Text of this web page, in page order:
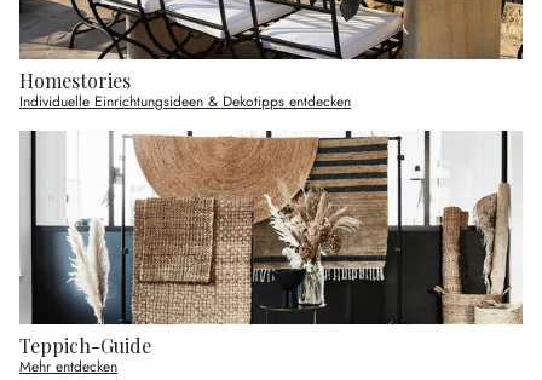
Homestories
Individuelle Einrichtungsideen & Dekotipps entdecken
Teppich-Guide
Mehr entdecken